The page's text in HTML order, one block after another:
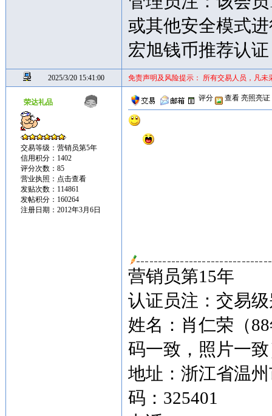
或其他安全模式
宏旭钱币推荐认证
2025/3/20 15:41:00 免责声明及风险提示： 所有交易人员，凡
荣达礼品
交易等级：营销员第5年
信用积分：1402
评分次数：85
营业执照： 点击查看
发贴次数：114861
发帖积分：160264
注册日期：2012年3月6日
评分 查看 亮照亮证
营销员第15年
认证员注：交易
姓名：肖仁荣（
码一致，照片一
地址：浙江省温
码：325401